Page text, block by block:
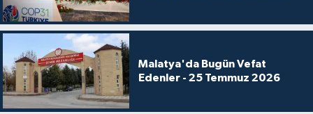
Malatya'da Bugün Vefat
Edenler - 25 Temmuz 2026